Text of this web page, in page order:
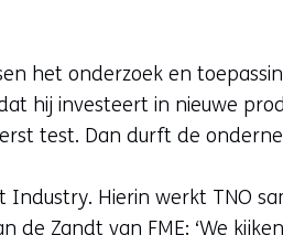
het onderzoek en
hij investeert in nieuwe
test. Dan durft de
Hierin werkt TNO
de Zandt van FME: ‘We